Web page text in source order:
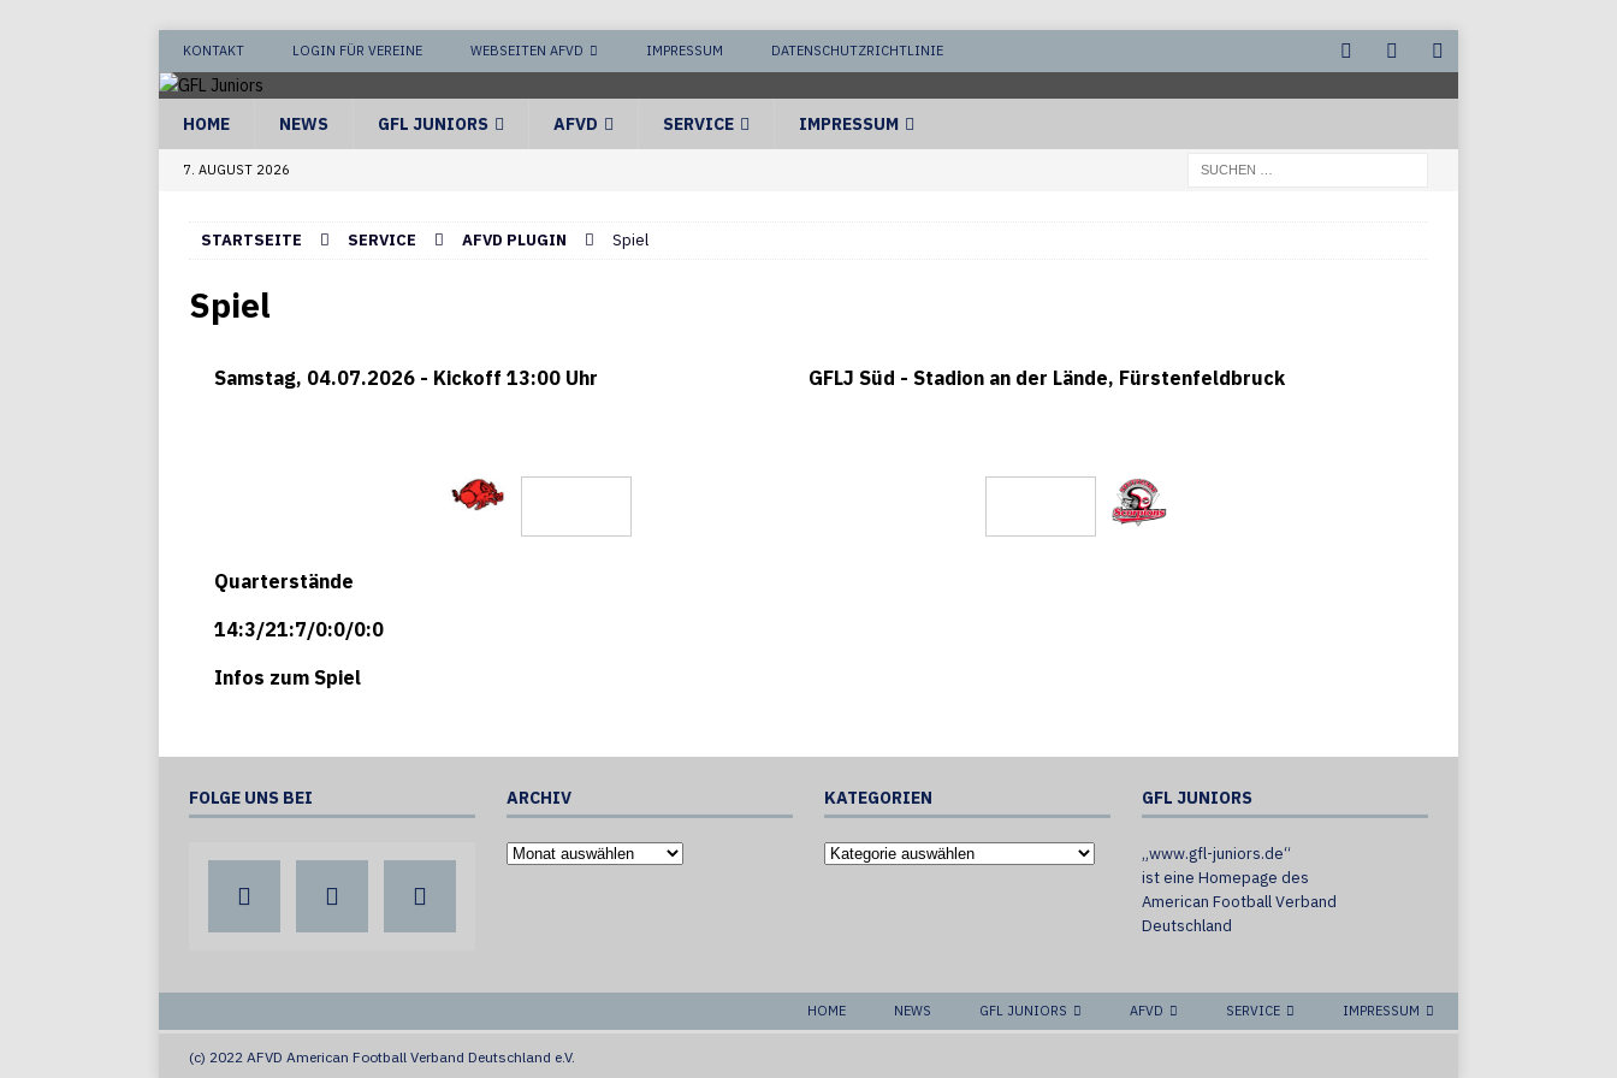
KONTAKT LOGIN FÜR VEREINE WEBSEITEN AFVD IMPRESSUM DATENSCHUTZRICHTLINIE
HOME NEWS GFL JUNIORS AFVD SERVICE IMPRESSUM
7. AUGUST 2026
STARTSEITE SERVICE AFVD PLUGIN Spiel
Spiel
Samstag, 04.07.2026 - Kickoff 13:00 Uhr GFLJ Süd - Stadion an der Lände, Fürstenfeldbruck
Quarterstände
14:3/21:7/0:0/0:0
Infos zum Spiel
FOLGE UNS BEI ARCHIV KATEGORIEN GFL JUNIORS
„www.gfl-juniors.de“
ist eine Homepage des
American Football Verband
Deutschland
HOME NEWS GFL JUNIORS AFVD SERVICE IMPRESSUM
(c) 2022 AFVD American Football Verband Deutschland e.V.